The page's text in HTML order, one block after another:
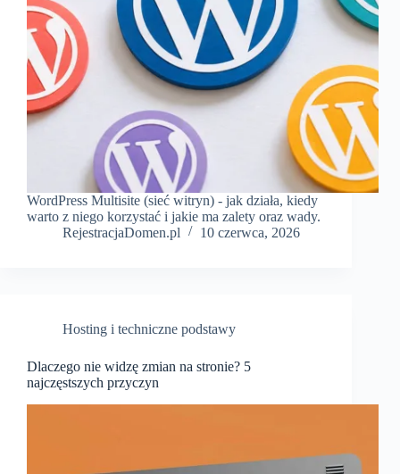
WordPress Multisite (sieć witryn) - jak działa, kiedy
warto z niego korzystać i jakie ma zalety oraz wady.
RejestracjaDomen.pl
10 czerwca, 2026
Hosting i techniczne podstawy
Dlaczego nie widzę zmian na stronie? 5
najczęstszych przyczyn